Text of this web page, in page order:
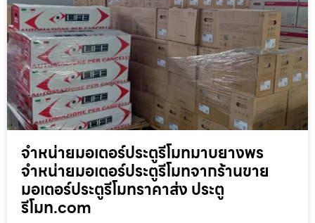
จำหน่ายมอเตอร์ประตูรีโมทมาบยางพร
จำหน่ายมอเตอร์ประตูรีโมทจากร้านขาย
มอเตอร์ประตูรีโมทราคาส่ง ประตู
รีโมท.com